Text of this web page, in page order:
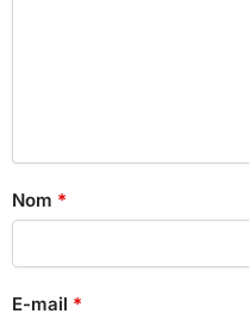
Nom *
E-mail *